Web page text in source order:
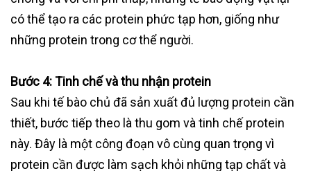
có thể tạo ra các protein phức tạp hơn, giống như
những protein trong cơ thể người.
Bước 4: Tinh chế và thu nhận protein
Sau khi tế bào chủ đã sản xuất đủ lượng protein cần
thiết, bước tiếp theo là thu gom và tinh chế protein
này. Đây là một công đoạn vô cùng quan trọng vì
protein cần được làm sạch khỏi những tạp chất và